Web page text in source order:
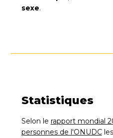
sexe.
Statistiques
Selon le rapport mondial
personnes de l'ONUDC